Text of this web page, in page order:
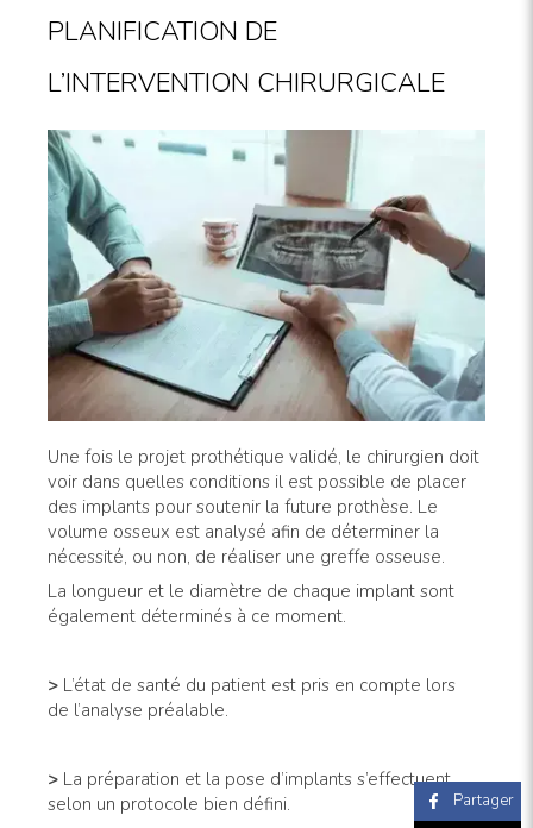
PLANIFICATION DE
L’INTERVENTION CHIRURGICALE
Une fois le projet prothétique validé, le chirurgien doit
voir dans quelles conditions il est possible de placer
des implants pour soutenir la future prothèse. Le
volume osseux est analysé afin de déterminer la
nécessité, ou non, de réaliser une greffe osseuse.
La longueur et le diamètre de chaque implant sont
également déterminés à ce moment.
> L’état de santé du patient est pris en compte lors
de l’analyse préalable.
> La préparation et la pose d’implants s’effectuent
selon un protocole bien défini.
Partager